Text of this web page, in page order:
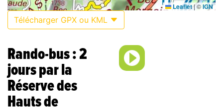
Leaflet|©IGN
Télécharger GPX ou KML
Rando-bus : 2
jours par la
Réserve des
Hauts de